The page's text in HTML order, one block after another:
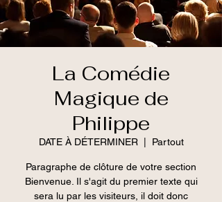
La Comédie
Magique de
Philippe
DATE À DÉTERMINER
  |
Partout
Paragraphe de clôture de votre section
Bienvenue. Il s'agit du premier texte qui
sera lu par les visiteurs, il doit donc